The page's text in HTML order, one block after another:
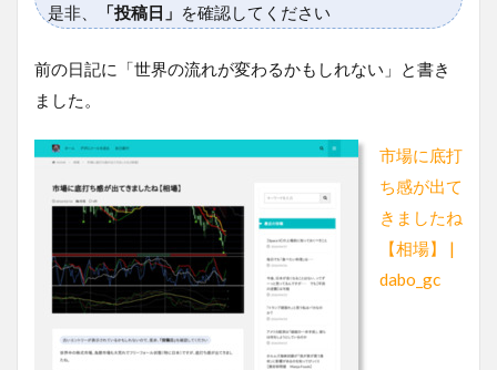
是非、
「投稿日」 を確認してください
前の日記に「世界の流れが変わるかもしれない」と書き
ました。
市場に底打
ち感が出て
きましたね
【相場】 |
dabo_gc